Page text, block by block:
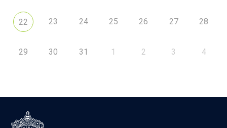
22 23 24 25 26 27 28
29 30 31 1 2 3 4